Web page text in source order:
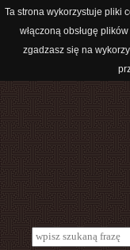
Ta strona wykorzystuje pliki
włączoną obsługę
zgadzasz się na